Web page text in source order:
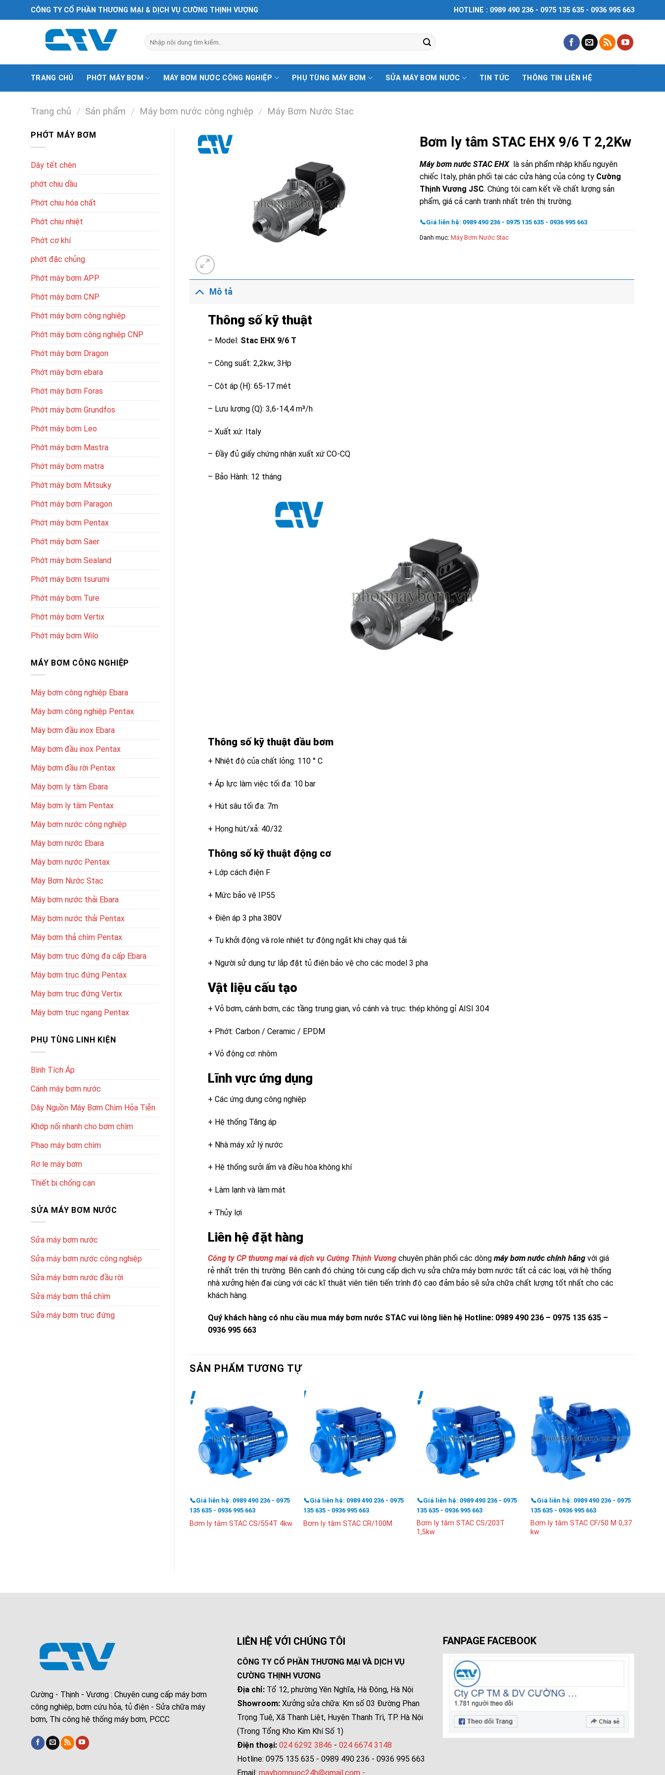
đến
CÔNG TY CỔ PHẦN THƯƠNG MẠI & DỊCH VỤ CƯỜNG THỊNH VƯỢNG HOTLINE : 0989 490 236 - 0975 135 635 - 0936 995 663
Tìm
kiếm:
TRANG CHỦ PHỚT MÁY BƠM MÁY BƠM NƯỚC CÔNG NGHIỆP PHỤ TÙNG MÁY BƠM SỬA MÁY BƠM NƯỚC TIN TỨC THÔNG TIN LIÊN HỆ
Trang chủ / Sản phẩm / Máy bơm nước công nghiệp / Máy Bơm Nước Stac
PHỚT MÁY BƠM
Dây tết chèn
phớt chịu dầu
Phớt chịu hóa chất
Phớt chịu nhiệt
Phớt cơ khí
phớt đặc chủng
Phớt máy bơm APP
Phớt máy bơm CNP
Phớt máy bơm công nghiệp
Phớt máy bơm công nghiệp CNP
Phớt máy bơm Dragon
Phớt máy bơm ebara
Phớt máy bơm Foras
Phớt máy bơm Grundfos
Phớt máy bơm Leo
Phớt máy bơm Mastra
Phớt máy bơm matra
Phớt máy bơm Mitsuky
Phớt máy bơm Paragon
Phớt máy bơm Pentax
Phớt máy bơm Saer
Phớt máy bơm Sealand
Phớt máy bơm tsurumi
Phớt máy bơm Ture
Phớt máy bơm Vertix
Phớt máy bơm Wilo
MÁY BƠM CÔNG NGHIỆP
Máy bơm công nghiệp Ebara
Máy bơm công nghiệp Pentax
Máy bơm đầu inox Ebara
Máy bơm đầu inox Pentax
Máy bơm đầu rời Pentax
Máy bơm ly tâm Ebara
Máy bơm ly tâm Pentax
Máy bơm nước công nghiệp
Máy bơm nước Ebara
Máy bơm nước Pentax
Máy Bơm Nước Stac
Máy bơm nước thải Ebara
Máy bơm nước thải Pentax
Máy bơm thả chìm Pentax
Máy bơm trục đứng đa cấp Ebara
Máy bơm trục đứng Pentax
Máy bơm trục đứng Vertix
Máy bơm trục ngang Pentax
PHỤ TÙNG LINH KIỆN
Bình Tích Áp
Cánh máy bơm nước
Dây Nguồn Máy Bơm Chìm Hỏa Tiễn
Khớp nối nhanh cho bơm chìm
Phao máy bơm chìm
Rơ le máy bơm
Thiết bị chống cạn
SỬA MÁY BƠM NƯỚC
Sửa máy bơm nước
Sửa máy bơm nước công nghiệp
Sửa máy bơm nước đầu rời
Sửa máy bơm thả chìm
Sửa máy bơm trục đứng
Bơm ly tâm STAC EHX 9/6 T 2,2Kw
Máy bơm nước STAC EHX là sản phẩm nhập khẩu nguyên
chiếc Italy, phân phối tại các cửa hàng của công ty Cường
Thịnh Vương JSC. Chúng tôi cam kết về chất lượng sản
phẩm, giá cả cạnh tranh nhất trên thị trường.
📞Giá liên hệ: 0989 490 236 - 0975 135 635 - 0936 995 663
Danh mục: Máy Bơm Nước Stac
Mô tả
Thông số kỹ thuật
– Model: Stac EHX 9/6 T
– Công suất: 2,2kw; 3Hp
– Cột áp (H): 65-17 mét
– Lưu lượng (Q): 3,6-14,4 m³/h
– Xuất xứ: Italy
– Đầy đủ giấy chứng nhận xuất xứ CO-CQ
– Bảo Hành: 12 tháng
Thông số kỹ thuật đầu bơm
+ Nhiệt độ của chất lỏng: 110 ° C
+ Áp lực làm việc tối đa: 10 bar
+ Hút sâu tối đa: 7m
+ Họng hút/xả: 40/32
Thông số kỹ thuật động cơ
+ Lớp cách điện F
+ Mức bảo vệ IP55
+ Điện áp 3 pha 380V
+ Tụ khởi động và role nhiệt tự động ngắt khi chạy quá tải
+ Người sử dụng tự lắp đặt tủ điện bảo vệ cho các model 3 pha
Vật liệu cấu tạo
+ Vỏ bơm, cánh bơm, các tầng trung gian, vỏ cánh và trục: thép không gỉ AISI 304
+ Phớt: Carbon / Ceramic / EPDM
+ Vỏ động cơ: nhôm
Lĩnh vực ứng dụng
+ Các ứng dụng công nghiệp
+ Hệ thống Tăng áp
+ Nhà máy xử lý nước
+ Hệ thống sưởi ấm và điều hòa không khí
+ Làm lạnh và làm mát
+ Thủy lợi
Liên hệ đặt hàng
Công ty CP thương mại và dịch vụ Cường Thịnh Vươngchuyên phân phối các dòng máy bơm nước chính hãngvới giá
rẻ nhất trên thị trường. Bên cạnh đó chúng tôi cung cấp dịch vụ sửa chữa máy bơm nước tất cả các loại, với hệ thống
nhà xưởng hiện đại cùng với các kĩ thuật viên tiên tiến trình độ cao đảm bảo sẽ sửa chữa chất lượng tốt nhất cho các
khách hàng.
Quý khách hàng có nhu cầu mua máy bơm nước STAC vui lòng liên hệ Hotline: 0989 490 236 – 0975 135 635 –
0936 995 663
SẢN PHẨM TƯƠNG TỰ
📞Giá liên hệ: 0989 490 236 - 0975
135 635 - 0936 995 663
Bơm ly tâm STAC CS/554T 4kw
📞Giá liên hệ: 0989 490 236 - 0975
135 635 - 0936 995 663
Bơm ly tâm STAC CR/100M
📞Giá liên hệ: 0989 490 236 - 0975
135 635 - 0936 995 663
Bơm ly tâm STAC CS/203T
1,5kw
📞Giá liên hệ: 0989 490 236 - 0975
135 635 - 0936 995 663
Bơm ly tâm STAC CF/50 M 0,37
kw
Cường - Thịnh - Vương : Chuyên cung cấp máy bơm
công nghiệp, bơm cứu hỏa, tủ điện - Sửa chữa máy
bơm, Thi công hệ thống máy bơm, PCCC
LIÊN HỆ VỚI CHÚNG TÔI
CÔNG TY CỔ PHẦN THƯƠNG MẠI VÀ DỊCH VỤ
CƯỜNG THỊNH VƯƠNG
Địa chỉ:Tổ 12, phường Yên Nghĩa, Hà Đông, Hà Nội
Showroom:Xưởng sửa chữa: Km số 03 Đường Phan
Trọng Tuệ, Xã Thanh Liệt, Huyện Thanh Trì, TP. Hà Nội
(Trong Tổng Kho Kim Khí Số 1)
Điện thoại: 024 6292 3846 - 024 6674 3148
Hotline: 0975 135 635 - 0989 490 236 - 0936 995 663
Email: maybomnuoc24h@gmail.com -
FANPAGE FACEBOOK